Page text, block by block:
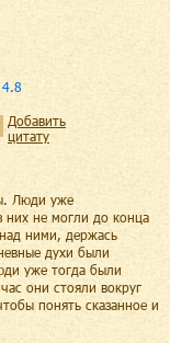
4.8
Добавить
цитату
Люди уже
них не могли до конца
ними, держась
духи были
уже тогда были
они стояли вокруг
понять сказанное и